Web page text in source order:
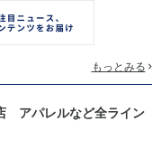
もっとみる
アパレルなど全ライン